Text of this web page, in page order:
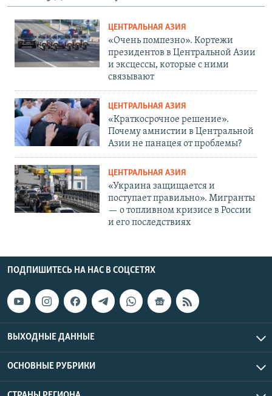
ЦЕНТРАЛЬНАЯ АЗИЯ
«Очень помпезно». Кортежи
президентов в Центральной Азии
и эксцессы, которые с ними
связывают
ЦЕНТРАЛЬНАЯ АЗИЯ
«Краткосрочное решение».
Почему амнистии в Центральной
Азии не панацея от проблемы?
ЦЕНТРАЛЬНАЯ АЗИЯ
«Украина защищается и
поступает правильно». Мигранты
— о топливном кризисе в России
и его последствиях
ПОДПИШИТЕСЬ НА НАС В СОЦСЕТЯХ
ВЫХОДНЫЕ ДАННЫЕ
ОСНОВНЫЕ РУБРИКИ